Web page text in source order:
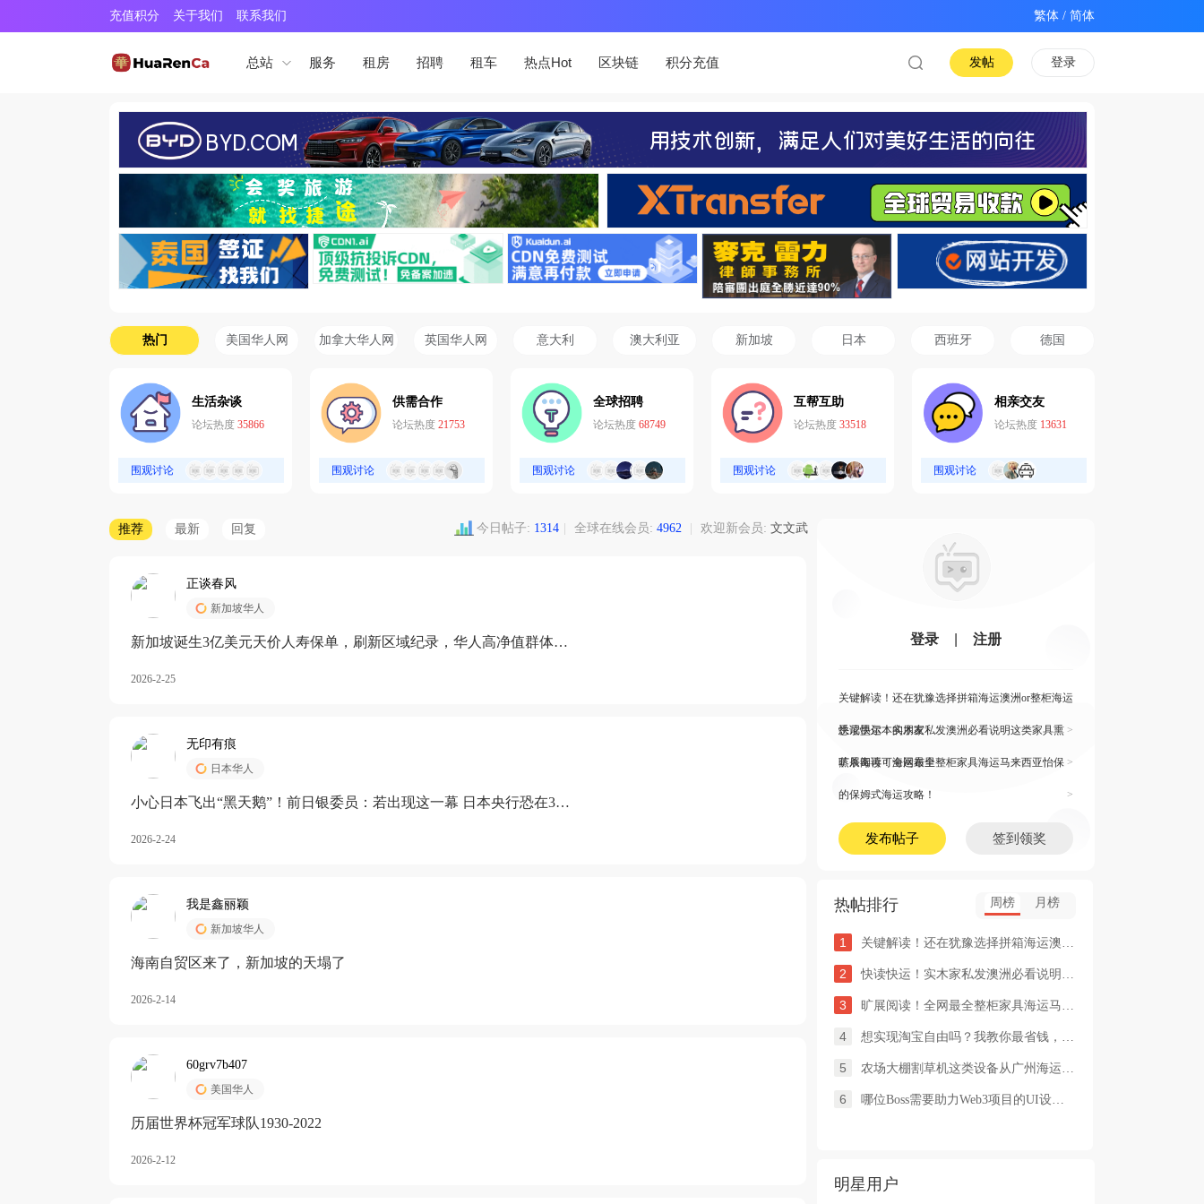
充值积分 关于我们 联系我们 /
总站 服务 租房 招聘 租车 热点Hot 区块链 积分充值 登录
发帖
热门 美国华人网 加拿大华人网 英国华人网 意大利 澳大利亚 新加坡 日本 西班牙 德国
生活杂谈
论坛热度 35866
围观讨论
供需合作
论坛热度 21753
围观讨论
全球招聘
论坛热度 68749
围观讨论
互帮互助
论坛热度 33518
围观讨论
相亲交友
论坛热度 13631
围观讨论
推荐 最新 回复 今日帖子: 1314 全球在线会员: 4962 欢迎新会员: 文文武
正谈春风
新加坡华人
新加坡诞生3亿美元天价人寿保单，刷新区域纪录，华人高净值群体成
2026-2-25
无印有痕
日本华人
小心日本飞出“黑天鹅”！前日银委员：若出现这一幕 日本央行恐在3月
2026-2-24
我是鑫丽颖
新加坡华人
海南自贸区来了，新加坡的天塌了
2026-2-14
60grv7b407
美国华人
历届世界杯冠军球队1930-2022
2026-2-12
登录 注册
关键解读！还在犹豫选择拼箱海运澳洲or整柜海运
悉尼墨尔本的朋友 >
快读快运！实木家私发澳洲必看说明这类家具熏
蒸杀毒再可海运布里 >
旷展阅读！全网最全整柜家具海运马来西亚怡保
的保姆式海运攻略！ >
发布帖子 签到领奖
热帖排行 周榜 月榜
1 关键解读！还在犹豫选择拼箱海运澳洲or整柜海运悉尼墨尔本的朋友
2 快读快运！实木家私发澳洲必看说明这类家具熏蒸杀毒再可海运布里
3 旷展阅读！全网最全整柜家具海运马来西亚怡保的保姆式海运攻略！
4 想实现淘宝自由吗？我教你最省钱，最方便的方法
5 农场大棚割草机这类设备从广州海运到澳洲堪培拉过海关需要提供什
6 哪位Boss需要助力Web3项目的UI设计，或qian
明星用户